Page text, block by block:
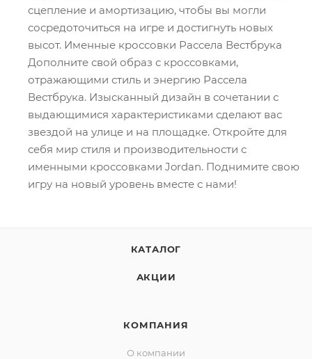
сцепление и амортизацию, чтобы вы могли
сосредоточиться на игре и достигнуть новых
высот. Именные кроссовки Рассела Вестбрука
Дополните свой образ с кроссовками,
отражающими стиль и энергию Рассела
Вестбрука. Изысканный дизайн в сочетании с
выдающимися характеристиками сделают вас
звездой на улице и на площадке. Откройте для
себя мир стиля и производительности с
именными кроссовками Jordan. Поднимите свою
игру на новый уровень вместе с нами!
КАТАЛОГ
АКЦИИ
КОМПАНИЯ
О компании